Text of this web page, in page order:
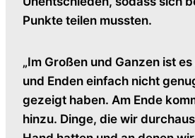
Punkte teilen mussten.
„Im Großen und Ganzen ist
und Enden einfach nicht
gezeigt haben. Am Ende
hinzu. Dinge, die wir